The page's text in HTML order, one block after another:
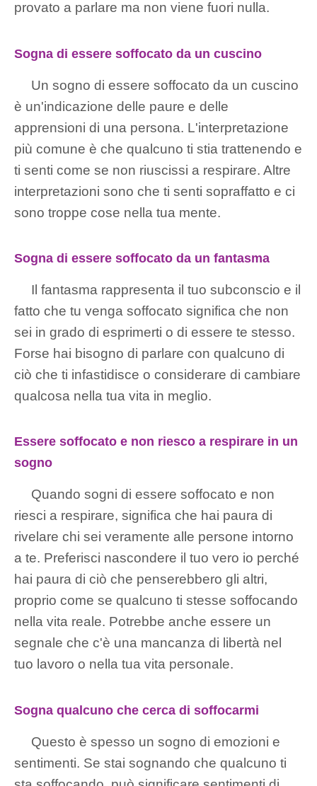
provato a parlare ma non viene fuori nulla.
Sogna di essere soffocato da un cuscino
Un sogno di essere soffocato da un cuscino
è un'indicazione delle paure e delle
apprensioni di una persona. L'interpretazione
più comune è che qualcuno ti stia trattenendo e
ti senti come se non riuscissi a respirare. Altre
interpretazioni sono che ti senti sopraffatto e ci
sono troppe cose nella tua mente.
Sogna di essere soffocato da un fantasma
Il fantasma rappresenta il tuo subconscio e il
fatto che tu venga soffocato significa che non
sei in grado di esprimerti o di essere te stesso.
Forse hai bisogno di parlare con qualcuno di
ciò che ti infastidisce o considerare di cambiare
qualcosa nella tua vita in meglio.
Essere soffocato e non riesco a respirare in un
sogno
Quando sogni di essere soffocato e non
riesci a respirare, significa che hai paura di
rivelare chi sei veramente alle persone intorno
a te. Preferisci nascondere il tuo vero io perché
hai paura di ciò che penserebbero gli altri,
proprio come se qualcuno ti stesse soffocando
nella vita reale. Potrebbe anche essere un
segnale che c'è una mancanza di libertà nel
tuo lavoro o nella tua vita personale.
Sogna qualcuno che cerca di soffocarmi
Questo è spesso un sogno di emozioni e
sentimenti. Se stai sognando che qualcuno ti